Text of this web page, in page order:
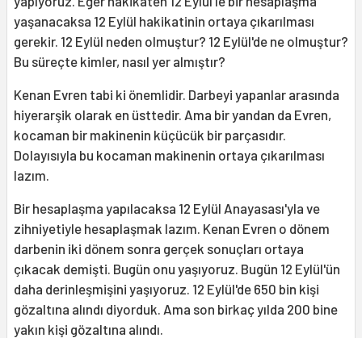
yaşanacaksa 12 Eylül hakikatinin ortaya çıkarılması
gerekir. 12 Eylül neden olmuştur? 12 Eylül'de ne olmuştur?
Bu süreçte kimler, nasıl yer almıştır?
Kenan Evren tabi ki önemlidir. Darbeyi yapanlar arasında
hiyerarşik olarak en üsttedir. Ama bir yandan da Evren,
kocaman bir makinenin küçücük bir parçasıdır.
Dolayısıyla bu kocaman makinenin ortaya çıkarılması
lazım.
Bir hesaplaşma yapılacaksa 12 Eylül Anayasası'yla ve
zihniyetiyle hesaplaşmak lazım. Kenan Evren o dönem
darbenin iki dönem sonra gerçek sonuçları ortaya
çıkacak demişti. Bugün onu yaşıyoruz. Bugün 12 Eylül'ün
daha derinleşmişini yaşıyoruz. 12 Eylül'de 650 bin kişi
gözaltına alındı diyorduk. Ama son birkaç yılda 200 bine
yakın kişi gözaltına alındı.